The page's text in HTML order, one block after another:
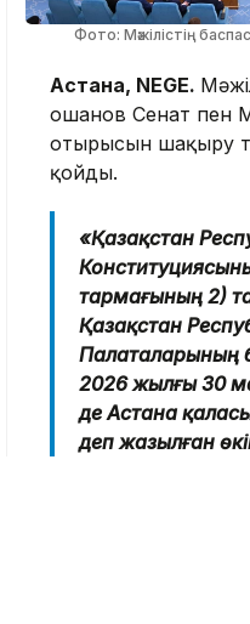
Фото: Мәжілістің
Астана, NEGE.
Қошанов Сенат пен
отырысын шақыру
қойды.
«Қазақстан
тармағының 2)
Қазақстан
Палаталарының
2026 жылғы 30
де Астана
деп жазылған